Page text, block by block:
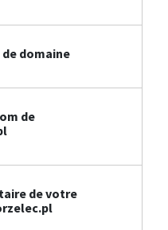
domaine
de
de votre